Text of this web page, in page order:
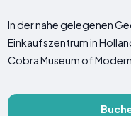
In der nahe gelegenen
Einkaufszentrum in
Cobra Museum of Modern